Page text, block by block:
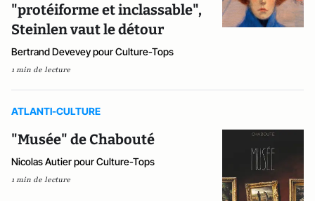
"protéiforme et inclassable",
Steinlen vaut le détour
Bertrand Devevey pour Culture-Tops
1 min de lecture
ATLANTI-CULTURE
"Musée" de Chabouté
Nicolas Autier pour Culture-Tops
1 min de lecture